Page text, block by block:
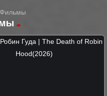
Фильмы